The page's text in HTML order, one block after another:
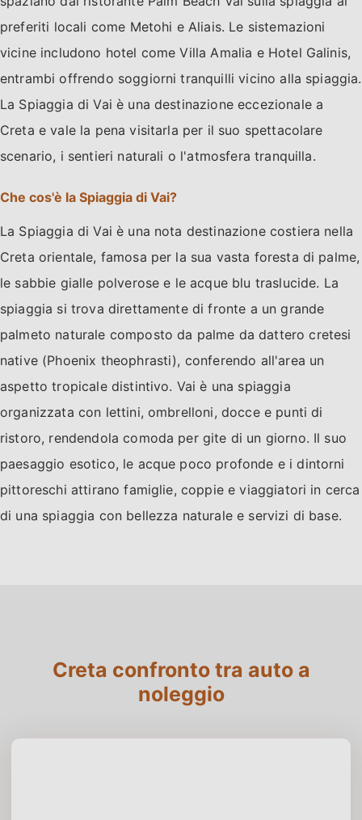
preferiti locali come Metohi e Aliais. Le sistemazioni
vicine includono hotel come Villa Amalia e Hotel Galinis,
entrambi offrendo soggiorni tranquilli vicino alla spiaggia.
La Spiaggia di Vai è una destinazione eccezionale a
Creta e vale la pena visitarla per il suo spettacolare
scenario, i sentieri naturali o l'atmosfera tranquilla.
Che cos'è la Spiaggia di Vai?
La Spiaggia di Vai è una nota destinazione costiera nella
Creta orientale, famosa per la sua vasta foresta di palme,
le sabbie gialle polverose e le acque blu traslucide. La
spiaggia si trova direttamente di fronte a un grande
palmeto naturale composto da palme da dattero cretesi
native (Phoenix theophrasti), conferendo all'area un
aspetto tropicale distintivo. Vai è una spiaggia
organizzata con lettini, ombrelloni, docce e punti di
ristoro, rendendola comoda per gite di un giorno. Il suo
paesaggio esotico, le acque poco profonde e i dintorni
pittoreschi attirano famiglie, coppie e viaggiatori in cerca
di una spiaggia con bellezza naturale e servizi di base.
Creta confronto tra auto a
noleggio